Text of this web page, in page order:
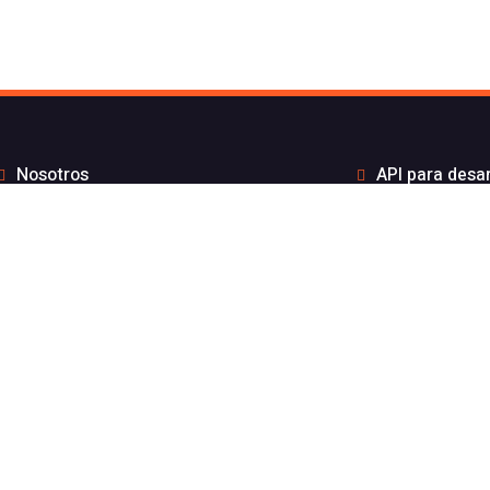
Nosotros
API para